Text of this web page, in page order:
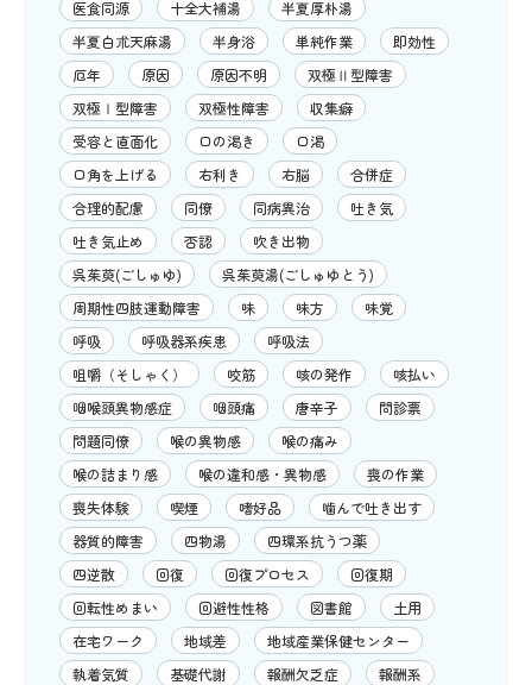
医食同源 十全大補湯
半夏厚朴湯
半夏白朮天麻湯
半身浴 単純作業
即効性
厄年
原因 原因不明
双極Ⅱ型障害
双極Ⅰ型障害
双極性障害
収集癖
受容と直面化
口の渇き
口渇
口角を上げる
右利き 右脳
合併症
合理的配慮
同僚 同病異治
吐き気
吐き気止め
否認
吹き出物
呉茱萸(ごしゅゆ)
呉茱萸湯(ごしゅゆとう)
周期性四肢運動障害
味 味方
味覚
呼吸
呼吸器系疾患
呼吸法
咀嚼（そしゃく）
咬筋 咳の発作
咳払い
咽喉頭異物感症
咽頭痛 唐辛子
問診票
問題同僚
喉の異物感
喉の痛み
喉の詰まり感
喉の違和感・異物感
喪の作業
喪失体験
喫煙 嗜好品
噛んで吐き出す
器質的障害
四物湯
四環系抗うつ薬
四逆散
回復 回復プロセス
回復期
回転性めまい
回避性性格 図書館
土用
在宅ワーク
地域差
地域産業保健センター
執着気質
基礎代謝 報酬欠乏症
報酬系